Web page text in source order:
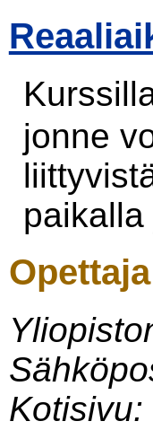
jonne
Opettaja
Kotisivu: